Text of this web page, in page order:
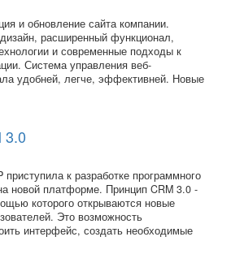
и обновление сайта компании.
расширенный функционал,
и современные подходы к
Система управления веб-
удобней, легче, эффективней. Новые
3.0
к разработке программного
новой платформе. Принцип CRM 3.0 -
которого открываются новые
Это возможность
интерфейс, создать необходимые